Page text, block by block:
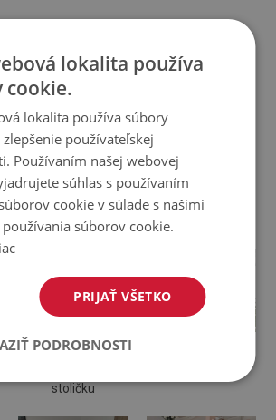
pod stoličku sa môžu líšiť od vizualizácie
na použitie na tvrdom povrchu. Pri
povrch sa môže ohnúť a posunúť.
PRODUKTU
Podložka na
stoličku
lokalita používa
cookie.
lokalita používa súbory
používateľskej
Používaním našej webovej
súhlas s používaním
cookie v súlade s našimi
používania súborov cookie.
PRIJAŤ VŠETKO
PODROBNOSTI